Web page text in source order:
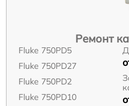
Ремонт
Fluke 750PD5
Fluke 750PD27
Fluke 750PD2
Fluke 750PD10